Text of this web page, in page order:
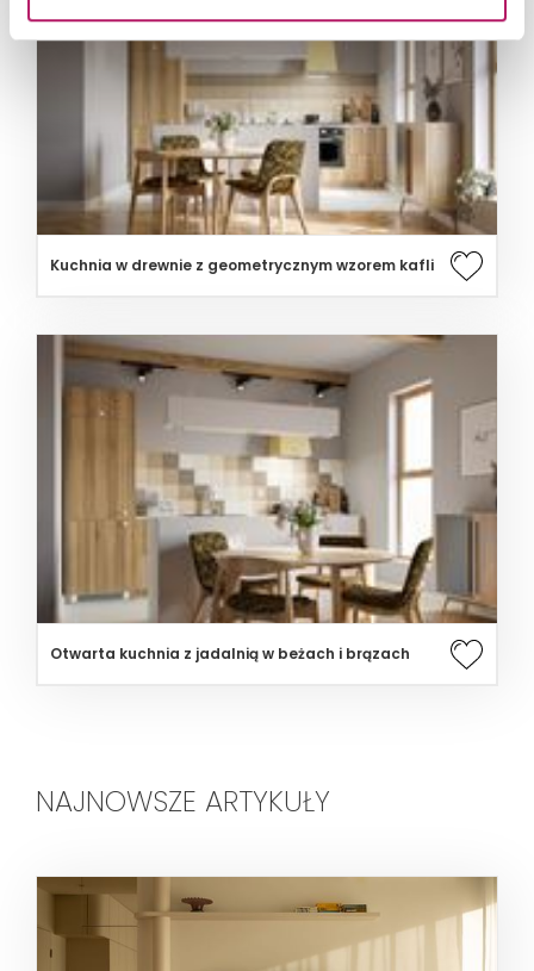
Kuchnia w drewnie z geometrycznym wzorem kafli
Otwarta kuchnia z jadalnią w beżach i brązach
NAJNOWSZE ARTYKUŁY